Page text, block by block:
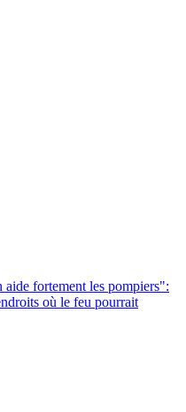
aide fortement les pompiers":
où le feu pourrait